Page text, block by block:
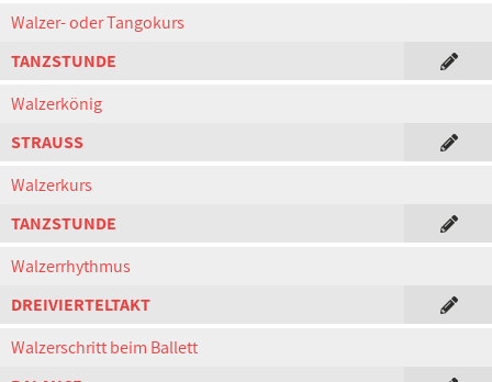
Walzer- oder Tangokurs
TANZSTUNDE
Walzerkönig
STRAUSS
Walzerkurs
TANZSTUNDE
Walzerrhythmus
DREIVIERTELTAKT
Walzerschritt beim Ballett